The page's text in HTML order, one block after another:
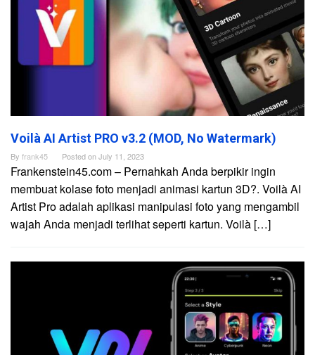
Voilà AI Artist PRO v3.2 (MOD, No Watermark)
By frank45 Posted onJuly 11, 2023
Frankenstein45.com – Pernahkah Anda berpikir ingin
membuat kolase foto menjadi animasi kartun 3D?. Voilà AI
Artist Pro adalah aplikasi manipulasi foto yang mengambil
wajah Anda menjadi terlihat seperti kartun. Voilà […]